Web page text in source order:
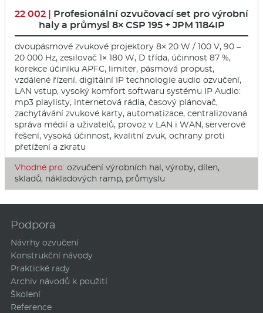
22 002 | Profesionální ozvučovací set pro výrobní
haly a průmysl 8× CSP 195 + JPM 1184IP
dvoupásmové zvukové projektory 8× 20 W / 100 V, 90 –
20 000 Hz, zesilovač 1× 180 W, D třída, účinnost 87 %,
korekce účiníku APFC, limiter, pásmová propust,
vzdálené řízení, digitální IP technologie audio ozvučení,
LAN vstup, vysoký komfort softwaru systému IP Audio:
mp3 playlisty, internetová rádia, časový plánovač,
zachytávání zvukové karty, automatizace, centralizovaná
správa médií a uživatelů, provoz v LAN i WAN, serverové
řešení, vysoká účinnost, kvalitní zvuk, ochrany proti
přetížení a zkratu
Vhodné pro: ozvučení výrobních hal, výroby, dílen,
skladů, nákladových ramp, průmyslu
Podpora
Návrhy ozvučení
Konstrukční návody
Praktické rady
Archiv návodů k použití
Školení
Reference